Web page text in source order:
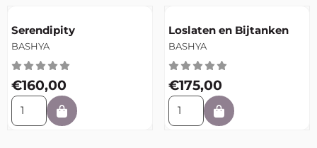
Serendipity
Merk:
BASHYA
Prijs: 160,00
€160,00
Aantal kiezen voor Serendipity
Loslaten en Bijtanken
Merk:
BASHYA
Prijs: 175,00
€175,00
Aantal kiezen voor